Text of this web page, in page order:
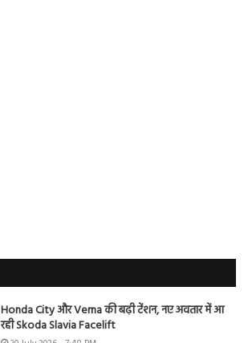
Honda City और Verna की बढ़ी टेंशन, नए अवतार में आ
रही Skoda Slavia Facelift